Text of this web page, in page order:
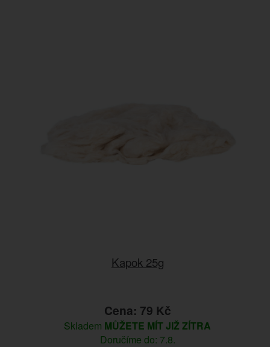
Kapok 25g
Cena: 79 Kč
Skladem MŮŽETE MÍT JIŽ ZÍTRA
Doručíme do: 7.8.